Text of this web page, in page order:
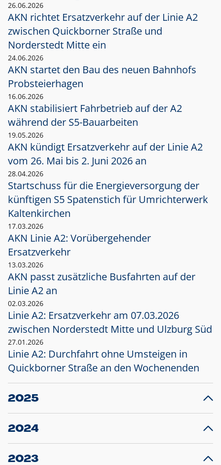
26.06.2026
AKN richtet Ersatzverkehr auf der Linie A2
zwischen Quickborner Straße und
Norderstedt Mitte ein
24.06.2026
AKN startet den Bau des neuen Bahnhofs
Probsteierhagen
16.06.2026
AKN stabilisiert Fahrbetrieb auf der A2
während der S5-Bauarbeiten
19.05.2026
AKN kündigt Ersatzverkehr auf der Linie A2
vom 26. Mai bis 2. Juni 2026 an
28.04.2026
Startschuss für die Energieversorgung der
künftigen S5 Spatenstich für Umrichterwerk
Kaltenkirchen
17.03.2026
AKN Linie A2: Vorübergehender
Ersatzverkehr
13.03.2026
AKN passt zusätzliche Busfahrten auf der
Linie A2 an
02.03.2026
Linie A2: Ersatzverkehr am 07.03.2026
zwischen Norderstedt Mitte und Ulzburg Süd
27.01.2026
Linie A2: Durchfahrt ohne Umsteigen in
Quickborner Straße an den Wochenenden
2025
23.12.2025
Projekt S5: Start der Bauarbeiten am
2024
10.12.2024
Großprojekt S5: Sperrung der Bahnstraße in
2023